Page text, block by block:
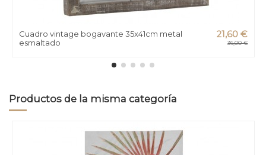
Cuadro vintage bogavante 35x41cm metal
esmaltado
21,60 €
36,00 €
Productos de la misma categoría